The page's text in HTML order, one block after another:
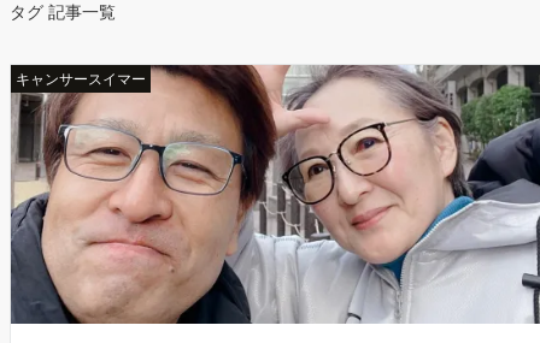
タグ 記事一覧
キャンサースイマー